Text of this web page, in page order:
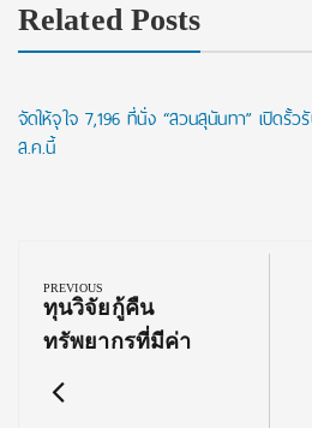
Related Posts
จัดให้จุใจ 7,196 ที่นั่ง “สวนสุนันทา” เปิดรั้
ส.ค.นี้
navigation
PREVIOUS
Previous
Post:
ทุนวิจัยกู้คืน
ทรัพยากรที่มีค่า